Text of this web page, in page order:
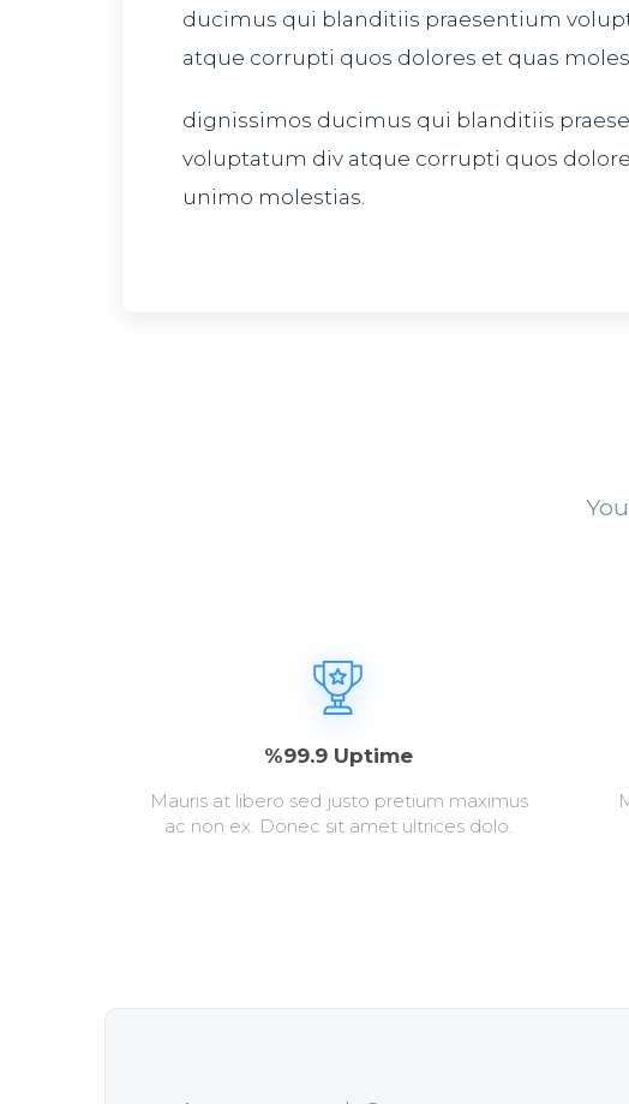
ducimus qui blanditiis praesentium
atque corrupti quos dolores et quas
dignissimos ducimus qui blanditiis
voluptatum div atque corrupti quos
unimo molestias.
%99.9 Uptime
Mauris at libero sed justo pretium maximus
ac non ex. Donec sit amet ultrices dolo.